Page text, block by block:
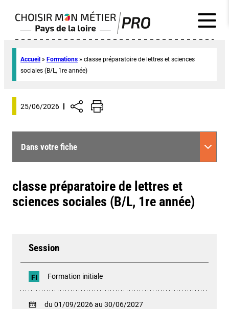
Accueil » Formations » classe préparatoire de lettres et sciences
sociales (B/L, 1re année)
25/06/2026
Dans votre fiche
classe préparatoire de lettres et
sciences sociales (B/L, 1re année)
Session
FI Formation initiale
du 01/09/2026 au 30/06/2027